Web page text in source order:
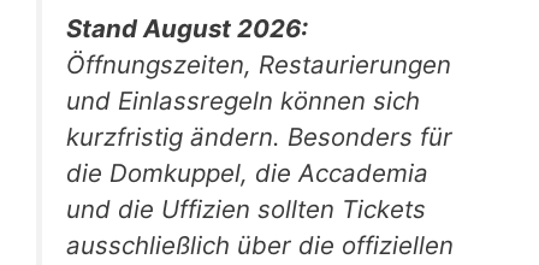
Stand August 2026:
Öffnungszeiten, Restaurierungen
und Einlassregeln können sich
kurzfristig ändern. Besonders für
die Domkuppel, die Accademia
und die Uffizien sollten Tickets
ausschließlich über die offiziellen